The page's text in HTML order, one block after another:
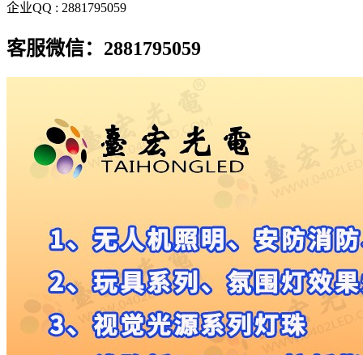
企业QQ : 2881795059
客服微信：2881795059